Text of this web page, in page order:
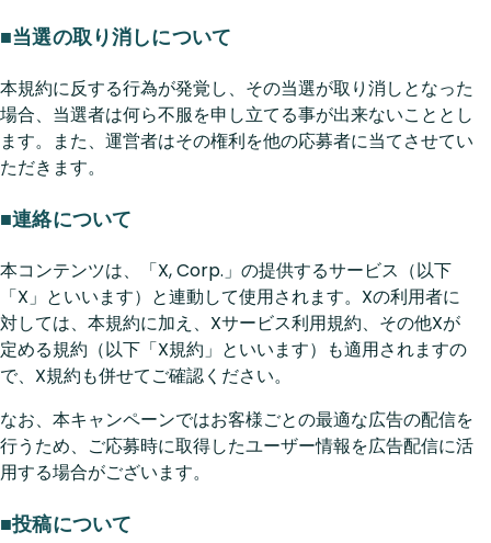
■当選の取り消しについて
本規約に反する行為が発覚し、その当選が取り消しとなった
場合、当選者は何ら不服を申し立てる事が出来ないこととし
ます。また、運営者はその権利を他の応募者に当てさせてい
ただきます。
■連絡について
本コンテンツは、「X, Corp.」の提供するサービス（以下
「X」といいます）と連動して使用されます。Xの利用者に
対しては、本規約に加え、Xサービス利用規約、その他Xが
定める規約（以下「X規約」といいます）も適用されますの
で、X規約も併せてご確認ください。
なお、本キャンペーンではお客様ごとの最適な広告の配信を
行うため、ご応募時に取得したユーザー情報を広告配信に活
用する場合がございます。
■投稿について